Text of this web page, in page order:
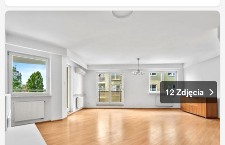
12 Zdjęcia